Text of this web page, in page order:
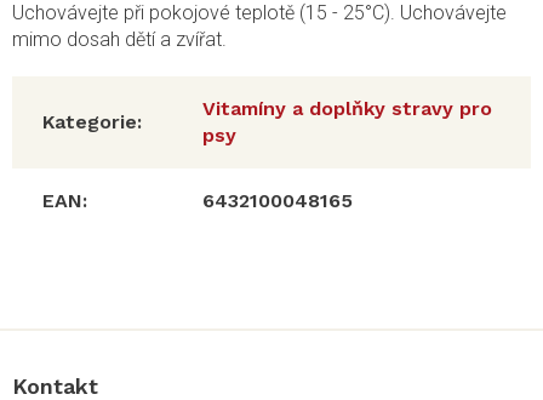
Uchovávejte při pokojové teplotě (15 - 25°C). Uchovávejte
mimo dosah dětí a zvířat.
Kategorie:
Vitamíny a doplňky stravy pro
psy
EAN: 6432100048165
Kontakt